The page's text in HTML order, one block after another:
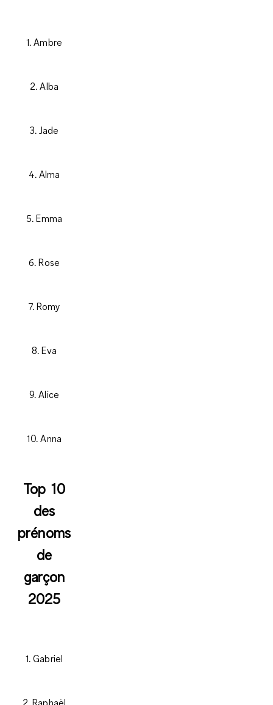
1. Ambre
2. Alba
3. Jade
4. Alma
5. Emma
6. Rose
7. Romy
8. Eva
9. Alice
10. Anna
Top 10
des
prénoms
de
garçon
2025
1. Gabriel
2. Raphaël